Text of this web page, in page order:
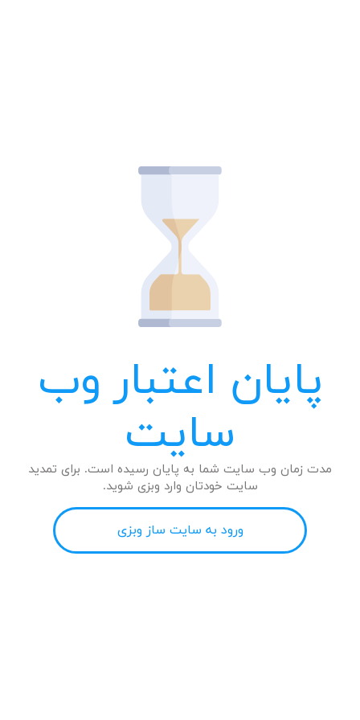
پایان اعتبار وب
سایت
مدت زمان وب سایت شما به پایان رسیده است. برای تمدید
سایت خودتان وارد وبزی شوید.
ورود به سایت ساز وبزی